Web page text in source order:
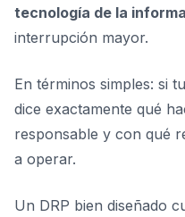
tecnología de la
interrupción mayor.
En términos simples: si
dice exactamente qué
responsable y con qué
a operar.
Un DRP bien diseñado